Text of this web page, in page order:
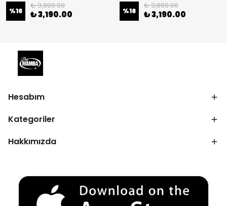
%16
₺ 3,800.00
₺ 3,190.00 %16
₺ 3,800.00
₺ 3,190.00
Hesabım
Kategoriler
Hakkımızda